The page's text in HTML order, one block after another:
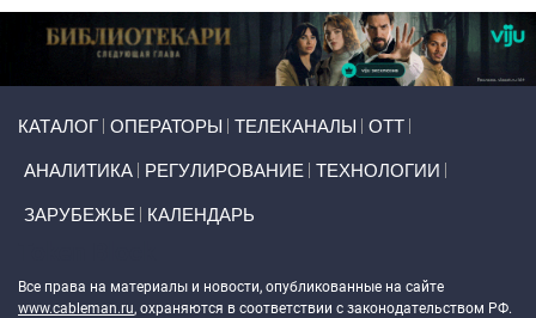
КАТАЛОГ ОПЕРАТОРЫ ТЕЛЕКАНАЛЫ ОТТ
АНАЛИТИКА РЕГУЛИРОВАНИЕ ТЕХНОЛОГИИ
ЗАРУБЕЖЬЕ КАЛЕНДАРЬ
Все права на материалы и новости, опубликованные на сайте
www.cableman.ru, охраняются в соответствии с законодательством РФ.